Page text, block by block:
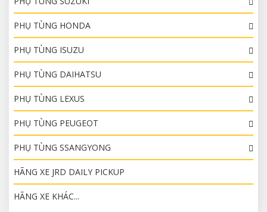
PHỤ TÙNG HONDA
PHỤ TÙNG ISUZU
PHỤ TÙNG DAIHATSU
PHỤ TÙNG LEXUS
PHỤ TÙNG PEUGEOT
PHỤ TÙNG SSANGYONG
HÃNG XE JRD DAILY PICKUP
HÃNG XE KHÁC...